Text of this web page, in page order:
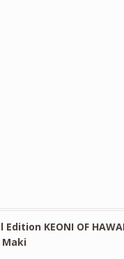
Edition KEONI OF
Maki